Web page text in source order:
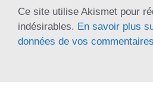
Ce site utilise Akismet pour
indésirables. En savoir plus
données de vos